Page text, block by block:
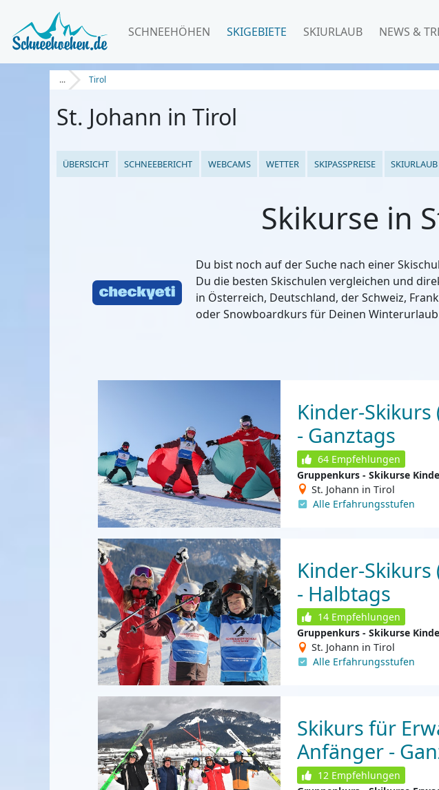
SCHNEEHÖHEN SKIGEBIETE SKIURLAUB NEWS &
... Tirol
St. Johann in Tirol
ÜBERSICHT SCHNEEBERICHT WEBCAMS WETTER SKIPASSPREISE SKIURLAUB
Skikurse in
Du bist noch auf der Suche nach einer
Du die besten Skischulen vergleichen und
in Österreich, Deutschland, der Schweiz,
oder Snowboardkurs für Deinen
Kinder-Skikurs
- Ganztags
64Empfehlungen
Gruppenkurs - Skikurse
St. Johann in Tirol
Alle Erfahrungsstufen
Kinder-Skikurs
- Halbtags
14Empfehlungen
Gruppenkurs - Skikurse
St. Johann in Tirol
Alle Erfahrungsstufen
Skikurs für
Anfänger -
12Empfehlungen